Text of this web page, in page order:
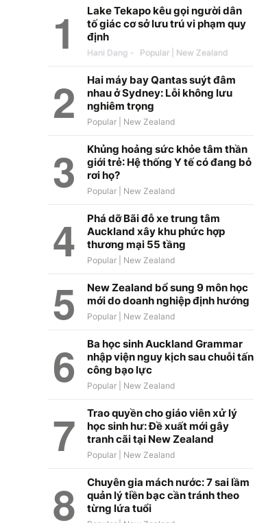
Lake Tekapo kêu gọi người dân
tố giác cơ sở lưu trú vi phạm quy
định
Hani Dang -
Hai máy bay Qantas suýt đâm
nhau ở Sydney: Lỗi không lưu
nghiêm trọng
Khủng hoảng sức khỏe tâm thần
giới trẻ: Hệ thống Y tế có đang bỏ
rơi họ?
Phá dỡ Bãi đỗ xe trung tâm
Auckland xây khu phức hợp
thương mại 55 tầng
New Zealand bổ sung 9 môn học
mới do doanh nghiệp định hướng
Ba học sinh Auckland Grammar
nhập viện nguy kịch sau chuỗi tấn
công bạo lực
Trao quyền cho giáo viên xử lý
học sinh hư: Đề xuất mới gây
tranh cãi tại New Zealand
Chuyên gia mách nước: 7 sai lầm
quản lý tiền bạc cần tránh theo
từng lứa tuổi